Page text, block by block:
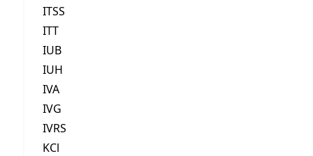
ITSS
ITT
IUB
IUH
IVA
IVG
IVRS
KCl